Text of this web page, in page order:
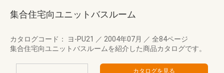
集合住宅向ユニットバスルーム
カタログコード： ヨ-PU21 ／ 2004年07月 ／ 全84ページ
集合住宅向ユニットバスルームを紹介した商品カタログです。